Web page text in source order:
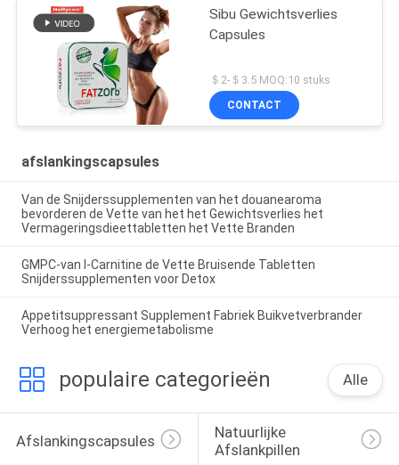
Sibu Gewichtsverlies
Capsules
＄2-＄3.5 MOQ:10 stuks
CONTACT
afslankingscapsules
Van de Snijderssupplementen van het douanearoma
bevorderen de Vette van het het Gewichtsverlies het
Vermageringsdieettabletten het Vette Branden
GMPC-van l-Carnitine de Vette Bruisende Tabletten
Snijderssupplementen voor Detox
Appetitsuppressant Supplement Fabriek Buikvetverbrander
Verhoog het energiemetabolisme
populaire categorieën Alle
Afslankingscapsules
Natuurlijke
Afslankpillen